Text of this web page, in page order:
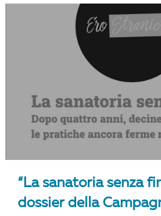
“La sanatoria senza
dossier della